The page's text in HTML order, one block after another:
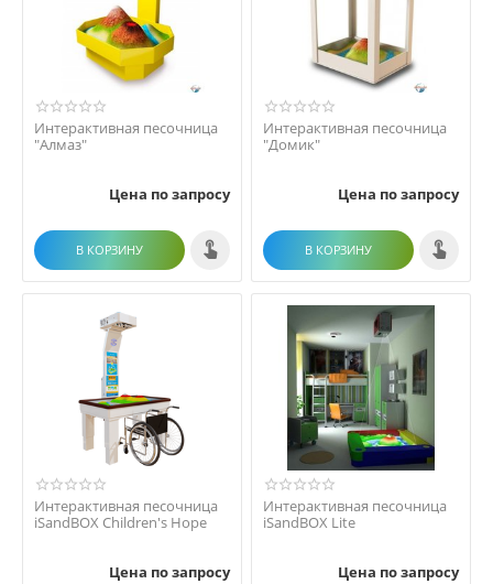
Интерактивная песочница
"Алмаз"
Цена по запросу
В КОРЗИНУ
Интерактивная песочница
"Домик"
Цена по запросу
В КОРЗИНУ
Интерактивная песочница
iSandBOX Children's Hope
Цена по запросу
Интерактивная песочница
iSandBOX Lite
Цена по запросу